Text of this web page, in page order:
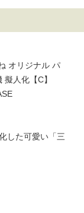
オリジナル パ
人化【C】
した可愛い「三